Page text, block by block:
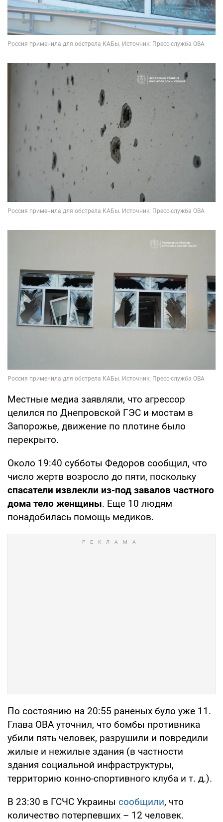
Местные медиа заявляли, что агрессор
целился по Днепровской ГЭС и мостам в
Запорожье, движение по плотине было
перекрыто.
Около 19:40 субботы Федоров сообщил, что
число жертв возросло до пяти, поскольку
спасатели извлекли из-под завалов частного
дома тело женщины. Еще 10 людям
понадобилась помощь медиков.
По состоянию на 20:55 раненых було уже 11.
Глава ОВА уточнил, что бомбы противника
убили пять человек, разрушили и повредили
жилые и нежилые здания (в частности
здания социальной инфраструктуры,
территорию конно-спортивного клуба и т. д.).
В 23:30 в ГСЧС Украины сообщили, что
количество потерпевших – 12 человек.